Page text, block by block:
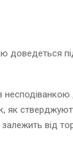
як
від